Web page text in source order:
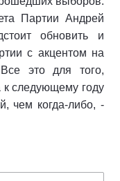
Партии Андрей
обновить и
с акцентом на
это для того,
следующему году
чем когда-либо, -